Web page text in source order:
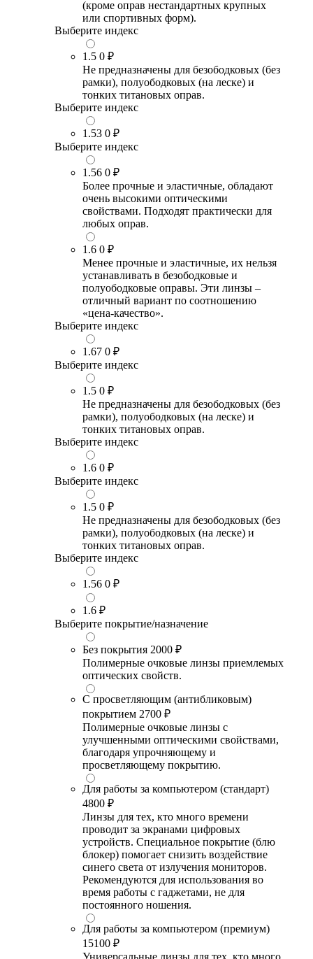
(кроме оправ нестандартных крупных
или спортивных форм).
Выберите индекс
1.5 0 ₽
Не предназначены для безободковых (без
рамки), полуободковых (на леске) и
тонких титановых оправ.
Выберите индекс
1.53 0 ₽
Выберите индекс
1.56 0 ₽
Более прочные и эластичные, обладают
очень высокими оптическими
свойствами. Подходят практически для
любых оправ.
1.6 0 ₽
Менее прочные и эластичные, их нельзя
устанавливать в безободковые и
полуободковые оправы. Эти линзы –
отличный вариант по соотношению
«цена-качество».
Выберите индекс
1.67 0 ₽
Выберите индекс
1.5 0 ₽
Не предназначены для безободковых (без
рамки), полуободковых (на леске) и
тонких титановых оправ.
Выберите индекс
1.6 0 ₽
Выберите индекс
1.5 0 ₽
Не предназначены для безободковых (без
рамки), полуободковых (на леске) и
тонких титановых оправ.
Выберите индекс
1.56 0 ₽
1.6 ₽
Выберите покрытие/назначение
Без покрытия 2000 ₽
Полимерные очковые линзы приемлемых
оптических свойств.
С просветляющим (антибликовым)
покрытием 2700 ₽
Полимерные очковые линзы с
улучшенными оптическими свойствами,
благодаря упрочняющему и
просветляющему покрытию.
Для работы за компьютером (стандарт)
4800 ₽
Линзы для тех, кто много времени
проводит за экранами цифровых
устройств. Специальное покрытие (блю
блокер) помогает снизить воздействие
синего света от излучения мониторов.
Рекомендуются для использования во
время работы с гаджетами, не для
постоянного ношения.
Для работы за компьютером (премиум)
15100 ₽
Универсальные линзы для тех, кто много